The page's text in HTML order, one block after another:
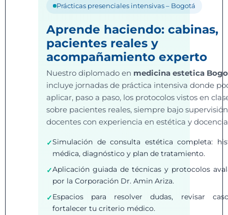
Prácticas presenciales intensivas – Bogotá
Aprende haciendo: cabinas,
pacientes reales y
acompañamiento experto
Nuestro diplomado en medicina estetica
incluye jornadas de práctica intensiva donde
aplicar, paso a paso, los protocolos vistos en
sobre pacientes reales, siempre bajo
docentes con experiencia en estética y
Simulación de consulta estética completa:
médica, diagnóstico y plan de tratamiento.
Aplicación guiada de técnicas y protocolos
por la Corporación Dr. Amin Ariza.
Espacios para resolver dudas, revisar
fortalecer tu criterio médico.